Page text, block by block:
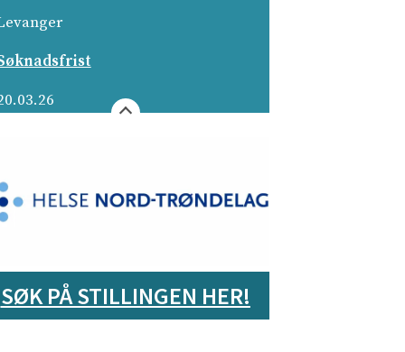
SØK PÅ STILLINGEN HER!